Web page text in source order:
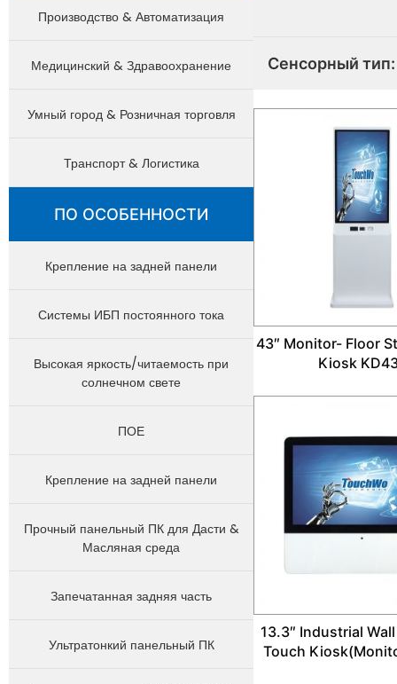
Производство & Автоматизация
Медицинский & Здравоохранение
Умный город & Розничная торговля
Транспорт & Логистика
ПО ОСОБЕННОСТИ
Крепление на задней панели
Системы ИБП постоянного тока
Высокая яркость/читаемость при
солнечном свете
ПОЕ
Крепление на задней панели
Прочный панельный ПК для Дасти &
Масляная среда
Запечатанная задняя часть
Ультратонкий панельный ПК
Сенсорный тип:
43″ Monitor- Floor
Kiosk
13.3″ Industrial
Touch